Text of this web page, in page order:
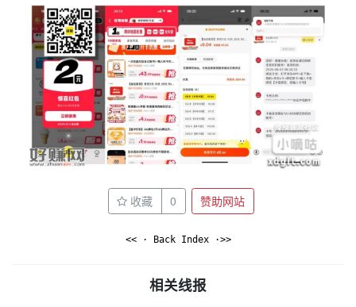
收藏 0 赞助网站
<< · Back Index ·>>
相关线报